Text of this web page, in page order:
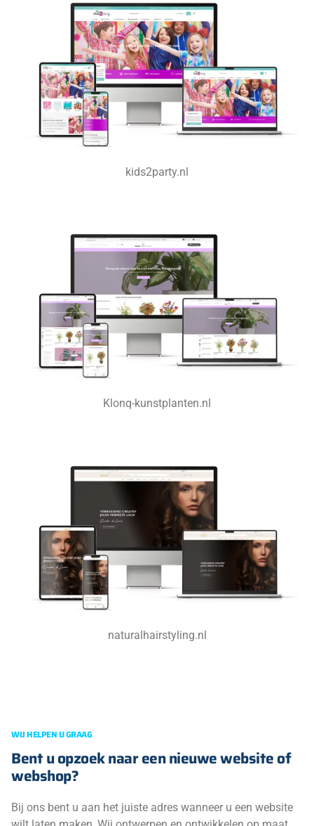
kids2party.nl
Klonq-kunstplanten.nl
naturalhairstyling.nl
WIJ HELPEN U GRAAG
Bent u opzoek naar een nieuwe website of
webshop?
Bij ons bent u aan het juiste adres wanneer u een website